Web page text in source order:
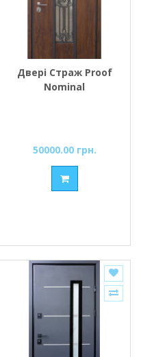
Двері Страж Proof
Nominal
50000.00 грн.